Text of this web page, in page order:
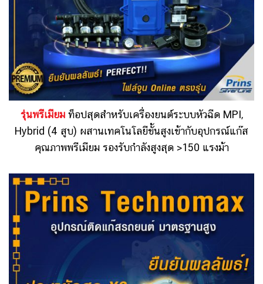
รุ่นพรีเมียมท็อปสุดสำหรับเครื่องยนต์ระบบหัวฉีด MPI,
Hybrid (4 สูบ) ผสานเทคโนโลยีขั้นสูงเข้ากับอุปกรณ์แก๊ส
คุณภาพพรีเมียม รองรับกำลังสูงสุด >150 แรงม้า